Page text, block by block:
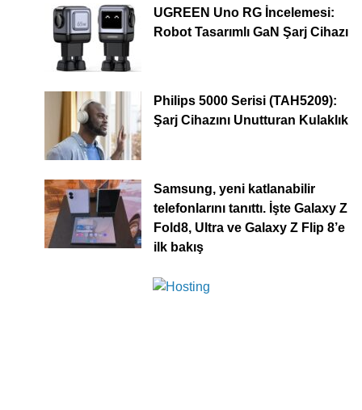
UGREEN Uno RG İncelemesi:
Robot Tasarımlı GaN Şarj Cihazı
Philips 5000 Serisi (TAH5209):
Şarj Cihazını Unutturan Kulaklık
Samsung, yeni katlanabilir
telefonlarını tanıttı. İşte Galaxy Z
Fold8, Ultra ve Galaxy Z Flip 8’e
ilk bakış